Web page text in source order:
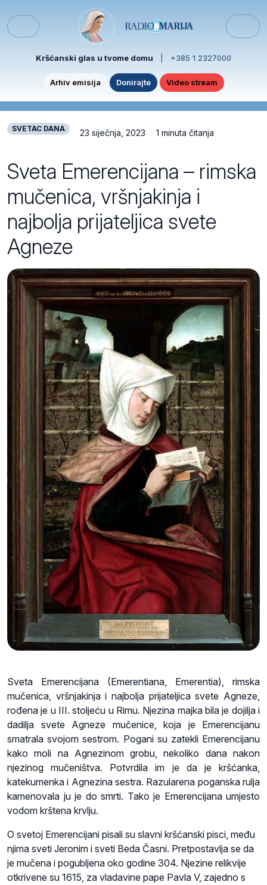
Menu
Kršćanski glas u tvome domu +385 1 2327000
Arhiv emisija Donirajte Video stream
SVETAC DANA 23 siječnja, 2023 1 minuta čitanja
Sveta Emerencijana – rimska
mučenica, vršnjakinja i
najbolja prijateljica svete
Agneze
Sveta Emerencijana (Emerentiana, Emerentia), rimska
mučenica, vršnjakinja i najbolja prijateljica svete Agneze,
rođena je u III. stoljeću u Rimu. Njezina majka bila je dojilja i
dadilja svete Agneze mučenice, koja je Emerencijanu
smatrala svojom sestrom. Pogani su zatekli Emerencijanu
kako moli na Agnezinom grobu, nekoliko dana nakon
njezinog mučeništva. Potvrdila im je da je kršćanka,
katekumenka i Agnezina sestra. Razularena poganska rulja
kamenovala ju je do smrti. Tako je Emerencijana umjesto
vodom krštena krvlju.
O svetoj Emerencijani pisali su slavni kršćanski pisci, među
njima sveti Jeronim i sveti Beda Časni. Pretpostavlja se da
je mučena i pogubljena oko godine 304. Njezine relikvije
otkrivene su 1615, za vladavine pape Pavla V, zajedno s